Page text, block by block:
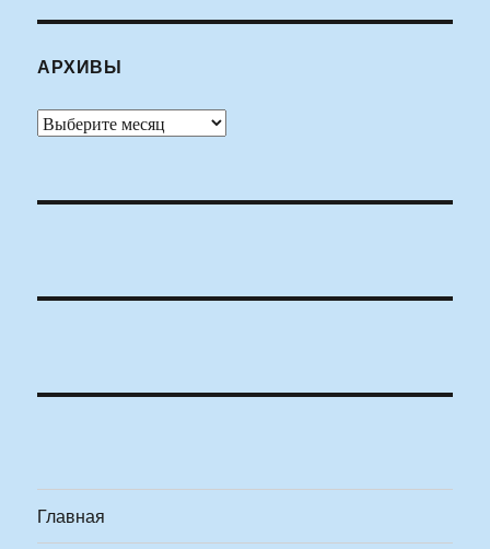
АРХИВЫ
Архивы
Главная